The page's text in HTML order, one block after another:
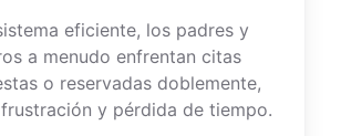
eficiente, los padres y
a menudo enfrentan citas
o reservadas doblemente,
y pérdida de tiempo.